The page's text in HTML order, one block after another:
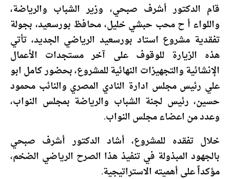
قام الدكتور أشرف صبحي، وزير الشباب والرياضة،
واللواء أ ح محب حبشي خليل، محافظ بورسعيد، بجولة
تفقدية مشروع استاد بورسعيد الرياضي الجديد، تأتي
هذه الزيارة للوقوف على آخر مستجدات الأعمال
الإنشائية والتجهيزات النهائية للمشروع، بحضور كامل ابو
علي رئيس مجلس ادارة النادي المصري والنائب محمود
حسين، رئيس لجنة الشباب والرياضة بمجلس النواب،
وعدد من اعضاء مجلس النواب.
خلال تفقده للمشروع، أشاد الدكتور أشرف صبحي
بالجهود المبذولة في تنفيذ هذا الصرح الرياضي الضخم،
مؤكداً على أهميته الاستراتيجية.